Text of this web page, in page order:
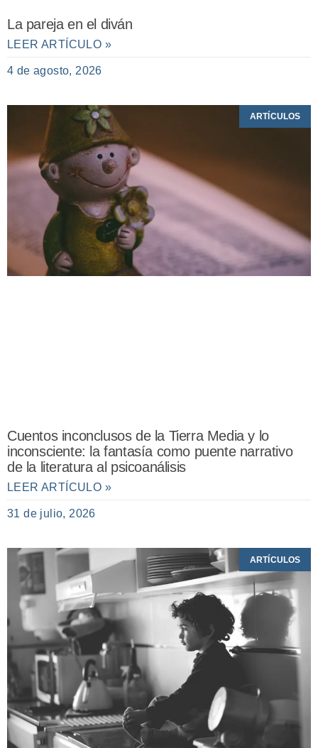
La pareja en el diván
LEER ARTÍCULO »
4 de agosto, 2026
ARTÍCULOS
Cuentos inconclusos de la Tierra Media y lo
inconsciente: la fantasía como puente narrativo
de la literatura al psicoanálisis
LEER ARTÍCULO »
31 de julio, 2026
ARTÍCULOS